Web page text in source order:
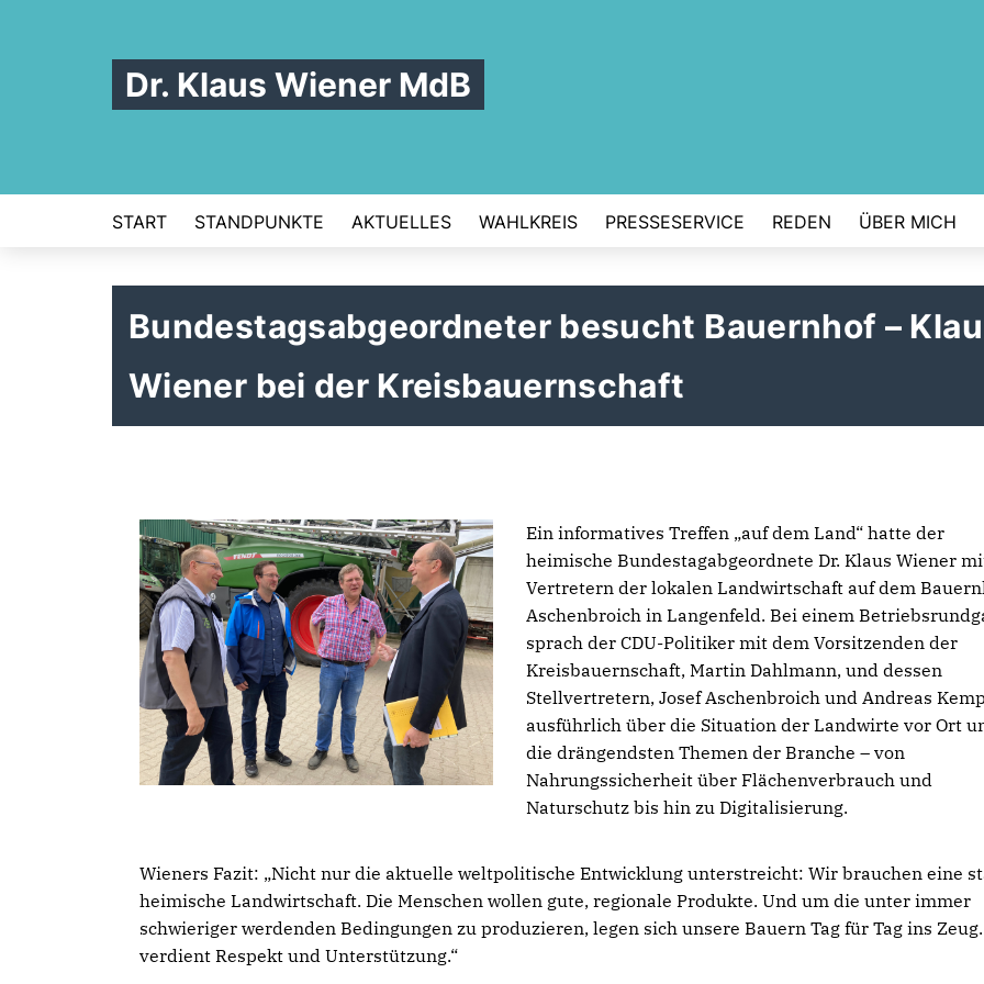
Dr. Klaus Wiener MdB
START STANDPUNKTE AKTUELLES WAHLKREIS PRESSESERVICE REDEN ÜBER MICH
Bundestagsabgeordneter besucht Bauernhof –
Wiener bei der Kreisbauernschaft
Ein informatives Treffen „auf dem Land“ hatte der
heimische Bundestagabgeordnete Dr. Klaus Wiener
Vertretern der lokalen Landwirtschaft auf dem
Aschenbroich in Langenfeld. Bei einem
sprach der CDU-Politiker mit dem Vorsitzenden der
Kreisbauernschaft, Martin Dahlmann, und dessen
Stellvertretern, Josef Aschenbroich und Andreas
ausführlich über die Situation der Landwirte vor Ort
die drängendsten Themen der Branche – von
Nahrungssicherheit über Flächenverbrauch und
Naturschutz bis hin zu Digitalisierung.
Wieners Fazit: „Nicht nur die aktuelle weltpolitische Entwicklung unterstreicht: Wir brauchen eine
heimische Landwirtschaft. Die Menschen wollen gute, regionale Produkte. Und um die unter immer
schwieriger werdenden Bedingungen zu produzieren, legen sich unsere Bauern Tag für Tag ins
verdient Respekt und Unterstützung.“